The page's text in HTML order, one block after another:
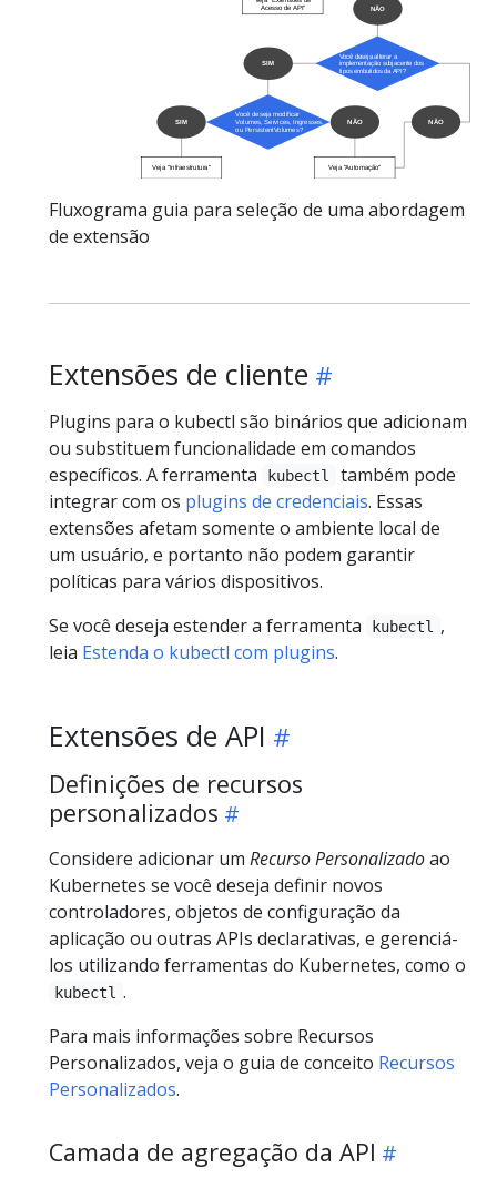
Fluxograma guia para seleção de uma abordagem
de extensão
Extensões de cliente
Plugins para o kubectl são binários que adicionam
ou substituem funcionalidade em comandos
específicos. A ferramenta
kubectl
também pode
integrar com os plugins de credenciais. Essas
extensões afetam somente o ambiente local de
um usuário, e portanto não podem garantir
políticas para vários dispositivos.
Se você deseja estender a ferramenta
kubectl
,
leia Estenda o kubectl com plugins.
Extensões de API
Definições de recursos
personalizados
Considere adicionar um Recurso Personalizadoao
Kubernetes se você deseja definir novos
controladores, objetos de configuração da
aplicação ou outras APIs declarativas, e gerenciá-
los utilizando ferramentas do Kubernetes, como o
kubectl .
Para mais informações sobre Recursos
Personalizados, veja o guia de conceito Recursos
Personalizados.
Camada de agregação da API